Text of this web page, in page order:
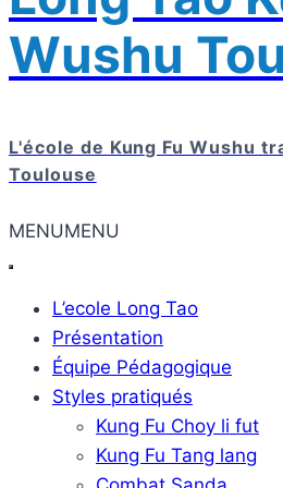
Wushu
L'école de Kung Fu Wushu
Toulouse
MENUMENU
L’ecole Long Tao
Présentation
Équipe Pédagogique
Styles pratiqués
Kung Fu Choy li fut
Kung Fu Tang lang